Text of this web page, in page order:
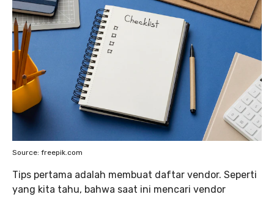
Source: freepik.com
Tips pertama adalah membuat daftar vendor. Seperti
yang kita tahu, bahwa saat ini mencari vendor